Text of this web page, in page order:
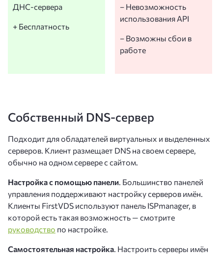
ДНС-сервера
+ Бесплатность
– Невозможность
использования API
– Возможны сбои в
работе
Собственный DNS-сервер
Подходит для обладателей виртуальных и выделенных
серверов. Клиент размещает DNS на своем сервере,
обычно на одном сервере с сайтом.
Настройка с помощью панели. Большинство панелей
управления поддерживают настройку серверов имён.
Клиенты FirstVDS используют панель ISPmanager, в
которой есть такая возможность — смотрите
руководство по настройке.
Самостоятельная настройка. Настроить серверы имён